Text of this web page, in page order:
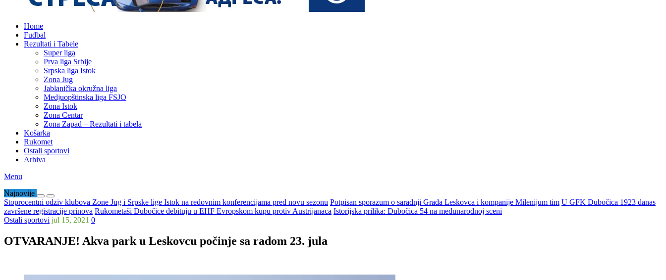
Home
Fudbal
Rezultati i Tabele
Super liga
Prva liga Srbije
Srpska liga Istok
Zona Jug
Jablanička okružna liga
Medjuopštinska liga FSJO
Zona Istok
Zona Centar
Zona Zapad – Rezultati i tabela
Košarka
Rukomet
Ostali sportovi
Arhiva
Menu
Najnovije
Stoprocentni odziv klubova Zone Jug i Srpske lige Istok na redovnim konferencijama pred novu sezonu Potpisan sporazum o saradnji Grada Leskovca i kompanije Milenijum tim U GFK Dubočica 1923 danas
završene registracije prinova Rukometaši Dubočice debituju u EHF Evropskom kupu protiv Austrijanaca Istorijska prilika: Dubočica 54 na međunarodnoj sceni
Ostali sportovi jul 15, 2021 0
OTVARANJE! Akva park u Leskovcu počinje sa radom 23. jula